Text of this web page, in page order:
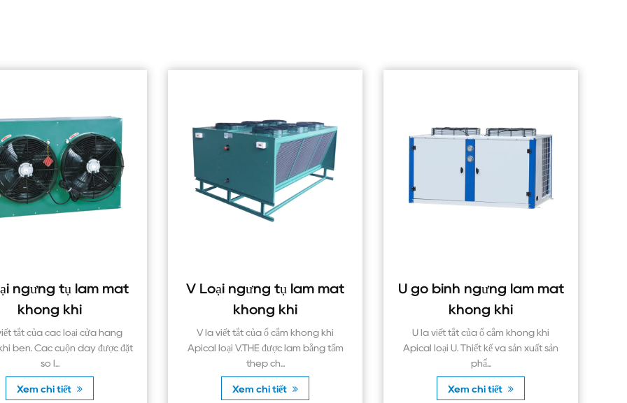
đặt
V Loại ngưng tụ làm mát
V là viết tắt của ổ cắm không khí
Apical loại V.THE được làm bằng tấm
U gõ bình ngưng làm mát
U là viết tắt của ổ cắm không khí
Apical loại U. Thiết kế và sản xuất sản
Máy nén vít